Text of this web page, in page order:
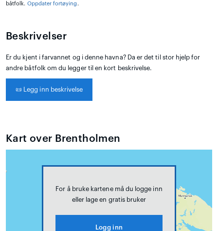
båtfolk. Oppdater fortøying .
Beskrivelser
Er du kjent i farvannet og i denne havna? Da er det til stor hjelp for
andre båtfolk om du legger til en kort beskrivelse.
📜 Legg inn beskrivelse
Kart over Brentholmen
For å bruke kartene må du logge inn
eller lage en gratis bruker
Logg inn